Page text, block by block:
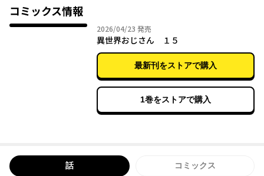
たおじさんと、甥っ子たかふみによる、 メガヒット異世界コメデ
ィ!!
コミックス情報
2026/04/23 2026年04月23日
発売
異世界おじさん １５
最新刊をストアで購入
1巻をストアで購入
話 コミックス